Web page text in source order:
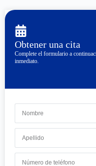
Obtener una cita
Complete el formulario a
inmediato.